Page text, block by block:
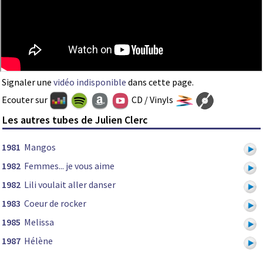
Signaler une vidéo indisponible dans cette page.
Ecouter sur
CD / Vinyls
Les autres tubes de Julien Clerc
1981 Mangos
1982 Femmes... je vous aime
1982 Lili voulait aller danser
1983 Coeur de rocker
1985 Melissa
1987 Hélène